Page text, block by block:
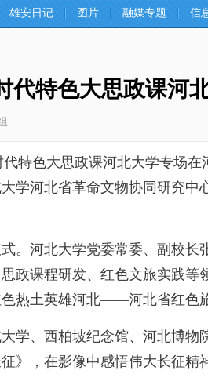
雄安日记 图片 融媒专题 信
代特色大思政课河
色大思政课河北大学专场在
河北省革命文物协同研究中
河北大学党委常委、副校长
政课程研发、红色文旅实践
热土英雄河北——河北省红色
、西柏坡纪念馆、河北博物
》，在影像中感悟伟大长征精